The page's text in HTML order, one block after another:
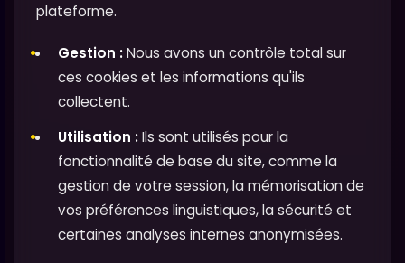
plateforme.
Gestion :Nous avons un contrôle total sur
ces cookies et les informations qu'ils
collectent.
Utilisation :Ils sont utilisés pour la
fonctionnalité de base du site, comme la
gestion de votre session, la mémorisation de
vos préférences linguistiques, la sécurité et
certaines analyses internes anonymisées.